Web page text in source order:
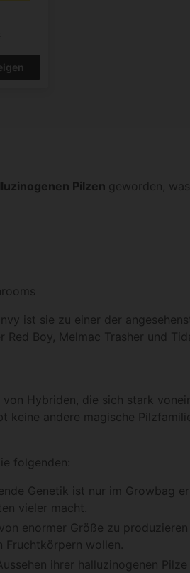
Pilzen geworden,
ist sie zu einer der
Red Boy, Melmac Trasher und
Hybriden, die sich stark
keine andere magische
folgenden:
Genetik ist nur im Growbag
vieler macht.
enormer Größe zu
Fruchtkörpern wollen.
ihrer halluzinogenen